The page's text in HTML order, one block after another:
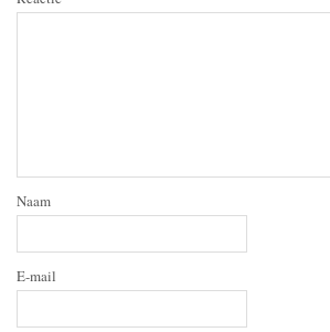
Naam
E-mail